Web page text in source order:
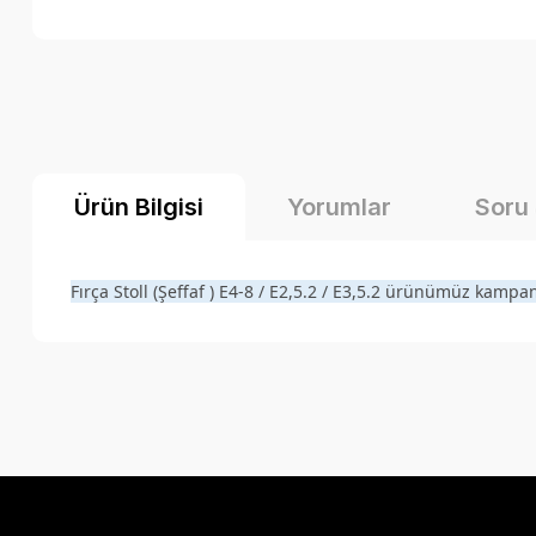
Ürün Bilgisi Yorumlar Soru
Fırça Stoll (Şeffaf ) E4-8 / E2,5.2 / E3,5.2 ürünümüz
Ürün resmi kalitesiz, bozuk veya görüntülenemiyor.